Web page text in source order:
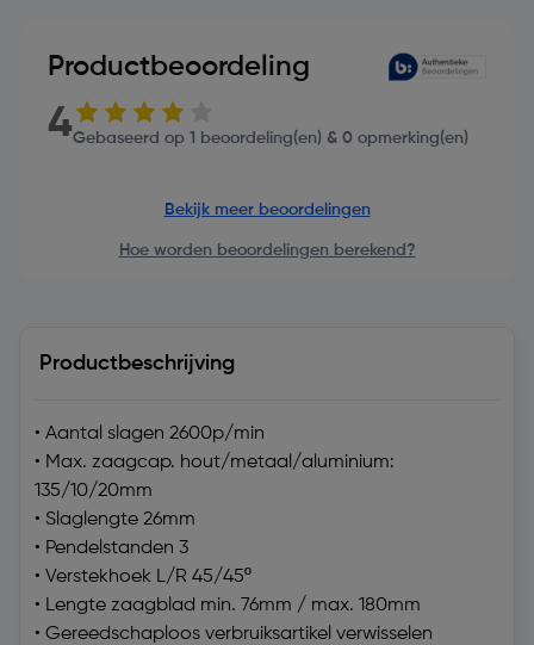
Productbeoordeling
4Gebaseerd op 1 beoordeling(en) & 0 opmerking(en)
Bekijk meer beoordelingen
Hoe worden beoordelingen berekend?
Productbeschrijving
• Aantal slagen 2600p/min
• Max. zaagcap. hout/metaal/aluminium:
135/10/20mm
• Slaglengte 26mm
• Pendelstanden 3
• Verstekhoek L/R 45/45º
• Lengte zaagblad min. 76mm / max. 180mm
• Gereedschaploos verbruiksartikel verwisselen